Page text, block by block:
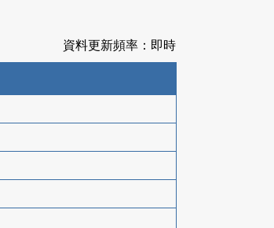
資料更新頻率：即時